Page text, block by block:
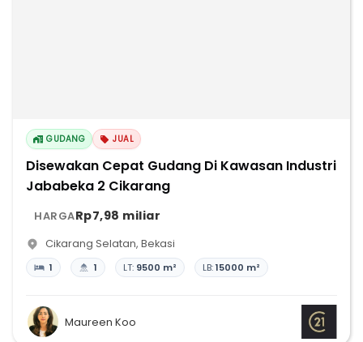
GUDANG JUAL
Disewakan Cepat Gudang Di Kawasan Industri
Jababeka 2 Cikarang
HARGARp7,98 miliar
Cikarang Selatan, Bekasi
1 1 LT: 9500 m² LB:15000 m²
Maureen Koo